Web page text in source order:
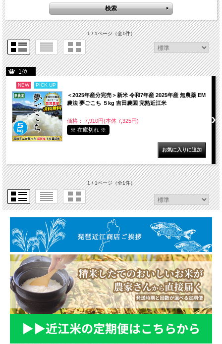
1 / 1ページ（全1件）
1位
NEW PICK UP
＜2025年産分完売＞新米 令和7年産 2025年産 無農薬 EM
農法 夢ごこち ５kg 吉田農園 完熟近江米
価格： 7,910円(本体 7,325円)
※ 在庫切れ ※
1 / 1ページ（全1件）